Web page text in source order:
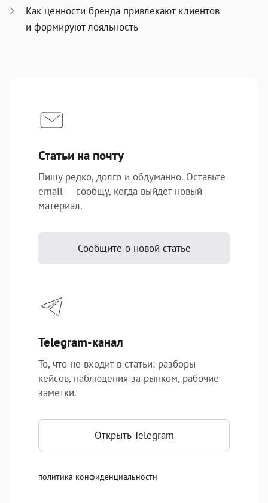
Как ценности бренда привлекают клиентов
и формируют лояльность
Подписаться
Статьи на почту
Пишу редко, долго и обдуманно. Оставьте
email — сообщу, когда выйдет новый
материал.
Сообщите о новой статье
Telegram-канал
То, что не входит в статьи: разборы
кейсов, наблюдения за рынком, рабочие
заметки.
Открыть Telegram
политика конфиденциальности